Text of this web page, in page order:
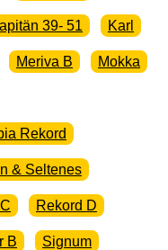
39- 51 Karl
Meriva B Mokka
Rekord
& Seltenes
Rekord D
B Signum